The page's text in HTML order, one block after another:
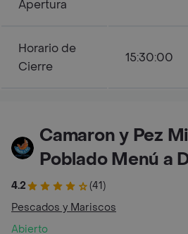
Apertura
Horario de
Cierre
15:30:00
Camaron y Pez
Poblado Menú a
4.2
(41)
Pescados y Mariscos
Abierto